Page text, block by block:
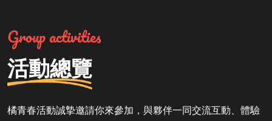
Group activities
活動總覽
橘青春活動誠摯邀請你來參加，與夥伴一同交流互動、體驗